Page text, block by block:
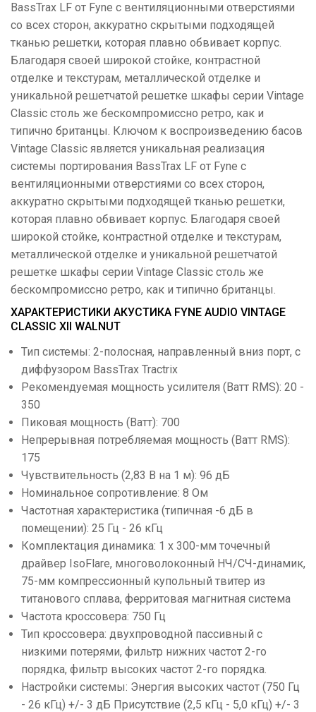
BassTrax LF от Fyne с вентиляционными отверстиями
со всех сторон, аккуратно скрытыми подходящей
тканью решетки, которая плавно обвивает корпус.
Благодаря своей широкой стойке, контрастной
отделке и текстурам, металлической отделке и
уникальной решетчатой ​​решетке шкафы серии Vintage
Classic столь же бескомпромиссно ретро, ​​как и
типично британцы. Ключом к воспроизведению басов
Vintage Classic является уникальная реализация
системы портирования BassTrax LF от Fyne с
вентиляционными отверстиями со всех сторон,
аккуратно скрытыми подходящей тканью решетки,
которая плавно обвивает корпус. Благодаря своей
широкой стойке, контрастной отделке и текстурам,
металлической отделке и уникальной решетчатой ​​
решетке шкафы серии Vintage Classic столь же
бескомпромиссно ретро, ​​как и типично британцы.
ХАРАКТЕРИСТИКИ АКУСТИКА FYNE AUDIO VINTAGE
CLASSIC XII WALNUT
Тип системы: 2-полосная, направленный вниз порт, с
диффузором BassTrax Tractrix
Рекомендуемая мощность усилителя (Ватт RMS): 20 -
350
Пиковая мощность (Ватт): 700
Непрерывная потребляемая мощность (Ватт RMS):
175
Чувствительность (2,83 В на 1 м): 96 дБ
Номинальное сопротивление: 8 Ом
Частотная характеристика (типичная -6 дБ в
помещении): 25 Гц - 26 кГц
Комплектация динамика: 1 x 300-мм точечный
драйвер IsoFlare, многоволоконный НЧ/СЧ-динамик,
75-мм компрессионный купольный твитер из
титанового сплава, ферритовая магнитная система
Частота кроссовера: 750 Гц
Тип кроссовера: двухпроводной пассивный с
низкими потерями, фильтр нижних частот 2-го
порядка, фильтр высоких частот 2-го порядка.
Настройки системы: Энергия высоких частот (750 Гц
- 26 кГц) +/- 3 дБ Присутствие (2,5 кГц - 5,0 кГц) +/- 3